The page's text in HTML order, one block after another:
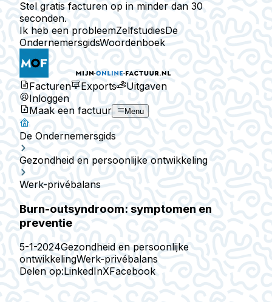
Stel gratis facturen op in minder dan 30
seconden.
Ik heb een probleemZelfstudiesDe
OndernemersgidsWoordenboek
Facturen Exports
Uitgaven
Inloggen
Maak een factuur
Menu
De Ondernemersgids
Gezondheid en persoonlijke ontwikkeling
Werk-privébalans
Burn-outsyndroom: symptomen en
preventie
5-1-2024Gezondheid en persoonlijke
ontwikkelingWerk-privébalans
Delen op:LinkedInXFacebook